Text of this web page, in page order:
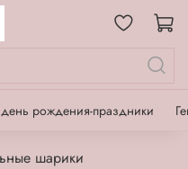
день рождения-праздники
шарики